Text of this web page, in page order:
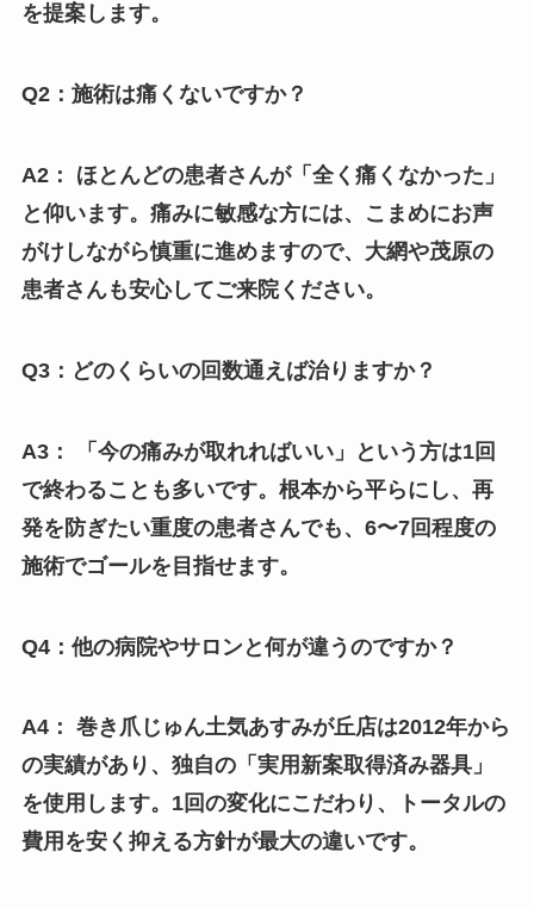
を提案します。
Q2：施術は痛くないですか？
A2： ほとんどの患者さんが「全く痛くなかった」
と仰います。痛みに敏感な方には、こまめにお声
がけしながら慎重に進めますので、大網や茂原の
患者さんも安心してご来院ください。
Q3：どのくらいの回数通えば治りますか？
A3： 「今の痛みが取れればいい」という方は1回
で終わることも多いです。根本から平らにし、再
発を防ぎたい重度の患者さんでも、6〜7回程度の
施術でゴールを目指せます。
Q4：他の病院やサロンと何が違うのですか？
A4： 巻き爪じゅん土気あすみが丘店は2012年から
の実績があり、独自の「実用新案取得済み器具」
を使用します。1回の変化にこだわり、トータルの
費用を安く抑える方針が最大の違いです。